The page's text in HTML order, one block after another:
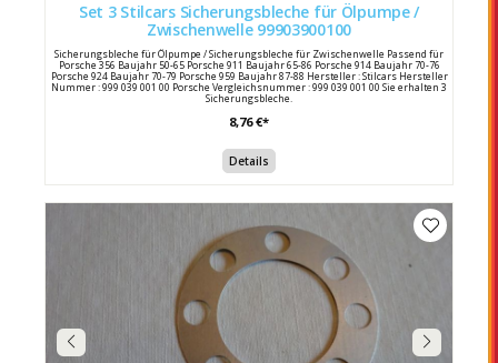
Set 3 Stilcars Sicherungsbleche für Ölpumpe /
Zwischenwelle 99903900100
Sicherungsbleche für Ölpumpe / Sicherungsbleche für Zwischenwelle Passend für
Porsche 356 Baujahr 50-65 Porsche 911 Baujahr 65-86 Porsche 914 Baujahr 70-76
Porsche 924 Baujahr 70-79 Porsche 959 Baujahr 87-88 Hersteller : Stilcars Hersteller
Nummer : 999 039 001 00 Porsche Vergleichsnummer : 999 039 001 00 Sie erhalten 3
Sicherungsbleche.
8,76 €*
Details